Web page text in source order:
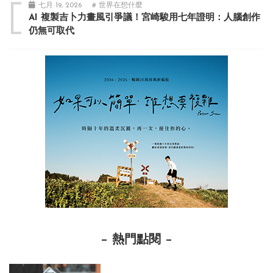
七月 19, 2026 # 世界在想什麼
AI 複製吉卜力畫風引爭議！宮崎駿用七年證明：人腦創作
仍無可取代
熱門點閱